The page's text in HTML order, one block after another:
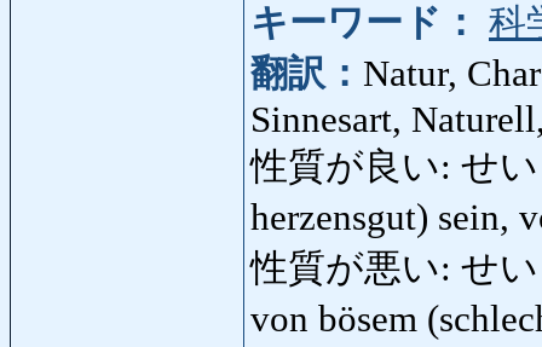
キーワード： 科
翻訳： Natur,
Sinnesart,
性質が良い: せ
herzensgut) sein,
性質が悪い: せい
von bösem